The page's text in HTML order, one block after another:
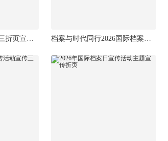
2026国际档案日活动三折页宣传单 档案与时代同行2026国际档案日宣传单